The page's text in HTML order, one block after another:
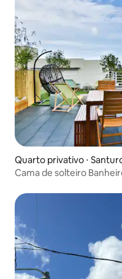
Quarto privativo ⋅
Cama de solteiro